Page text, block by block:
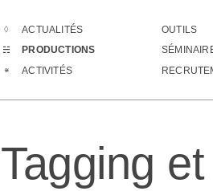
ACTUALITÉS
PRODUCTIONS
ACTIVITÉS
OUTILS
Productions Tagging
Tagging